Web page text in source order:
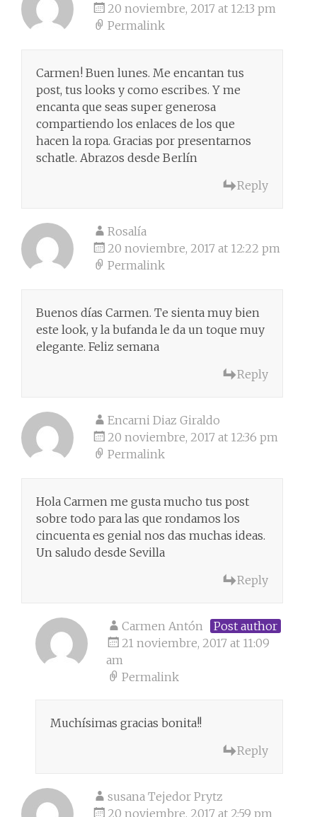
20 noviembre, 2017 at 12:13 pm
Permalink
Carmen! Buen lunes. Me encantan tus
post, tus looks y como escribes. Y me
encanta que seas super generosa
compartiendo los enlaces de los que
hacen la ropa. Gracias por presentarnos
schatle. Abrazos desde Berlín
Reply
Rosalía
20 noviembre, 2017 at 12:22 pm
Permalink
Buenos días Carmen. Te sienta muy bien
este look, y la bufanda le da un toque muy
elegante. Feliz semana
Reply
Encarni Diaz Giraldo
20 noviembre, 2017 at 12:36 pm
Permalink
Hola Carmen me gusta mucho tus post
sobre todo para las que rondamos los
cincuenta es genial nos das muchas ideas.
Un saludo desde Sevilla
Reply
Carmen Antón
Post author
21 noviembre, 2017 at 11:09
am
Permalink
Muchísimas gracias bonita!!
Reply
susana Tejedor Prytz
20 noviembre, 2017 at 2:59 pm